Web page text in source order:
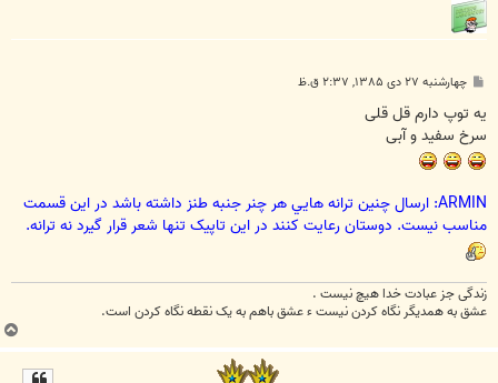
پ
ت
چهارشنبه ۲۷ دی ۱۳۸۵, ۲:۳۷ ق.ظ
یه توپ دارم قل قلی
سرخ سفید و آبی
ARMIN: ارسال چنين ترانه هايي هر چنر جنبه طنز داشته باشد در اين قسمت
مناسب نيست. دوستان رعايت کنند در اين تاپيک تنها شعر قرار گيرد نه ترانه.
زندگی جز عبادت خدا هیچ نیست .
عشق به همدیگر نگاه کردن نیست ء عشق باهم به یک نقطه نگاه کردن است.
ب
ا